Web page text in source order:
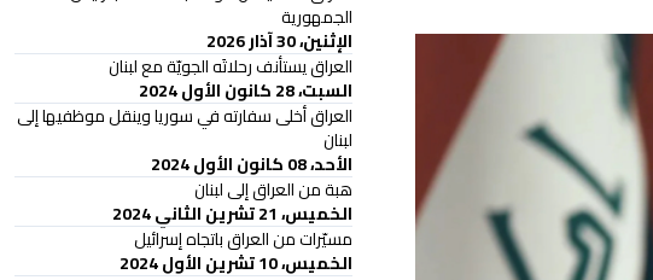
الجمهورية
الإثنين، 30 آذار 2026
العراق يستأنف رحلاتَه الجويّة مع لبنان
السبت، 28 كانون الأول 2024
العراق أخلى سفارته في سوريا وينقل موظفيها إلى
لبنان
الأحد، 08 كانون الأول 2024
هبة من العراق إلى لبنان
الخميس، 21 تشرين الثاني 2024
مسيّرات من العراق باتجاه إسرائيل
الخميس، 10 تشرين الأول 2024